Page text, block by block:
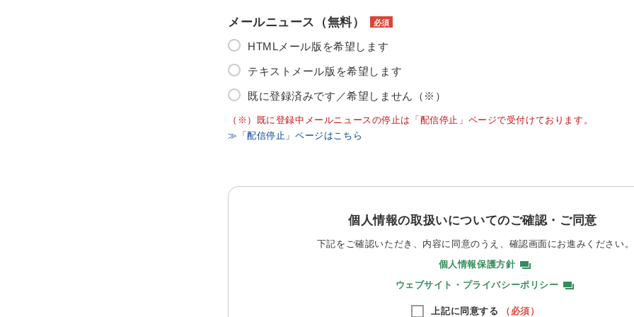
メールニュース（無料） 必須
HTMLメール版を希望します
テキストメール版を希望します
既に登録済みです／希望しません（※）
（※）既に登録中メールニュースの停止は「配信停止」ページで受付けております。
≫「配信停止」ページはこちら
個人情報の取扱いについてのご確認・ご同意
下記をご確認いただき、内容に同意のうえ、 確認画面にお進みください。
個人情報保護方針
ウェブサイト・プライバシーポリシー
上記に同意する （必須）